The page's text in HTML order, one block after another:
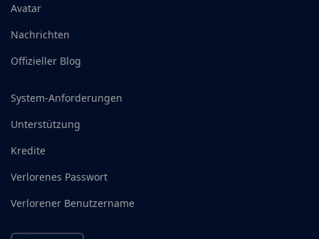
Avatar
Nachrichten
Offizieller Blog
System-Anforderungen
Unterstützung
Kredite
Verlorenes Passwort
Verlorener Benutzername